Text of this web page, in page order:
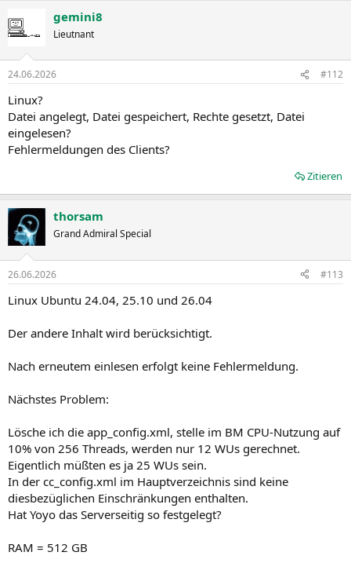
gemini8
Lieutnant
24.06.2026 #112
Linux?
Datei angelegt, Datei gespeichert, Rechte gesetzt, Datei
eingelesen?
Fehlermeldungen des Clients?
Zitieren
thorsam
Grand Admiral Special
26.06.2026 #113
Linux Ubuntu 24.04, 25.10 und 26.04
Der andere Inhalt wird berücksichtigt.
Nach erneutem einlesen erfolgt keine Fehlermeldung.
Nächstes Problem:
Lösche ich die app_config.xml, stelle im BM CPU-Nutzung auf
10% von 256 Threads, werden nur 12 WUs gerechnet.
Eigentlich müßten es ja 25 WUs sein.
In der cc_config.xml im Hauptverzeichnis sind keine
diesbezüglichen Einschränkungen enthalten.
Hat Yoyo das Serverseitig so festgelegt?
RAM = 512 GB